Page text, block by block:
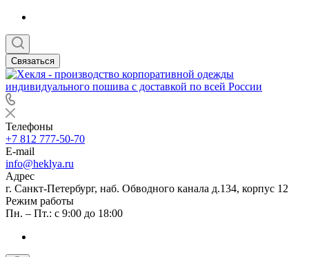
Связаться
Телефоны
+7 812 777-50-70
E-mail
info@heklya.ru
Адрес
г. Санкт-Петербург, наб. Обводного канала д.134, корпус 12
Режим работы
Пн. – Пт.: с 9:00 до 18:00